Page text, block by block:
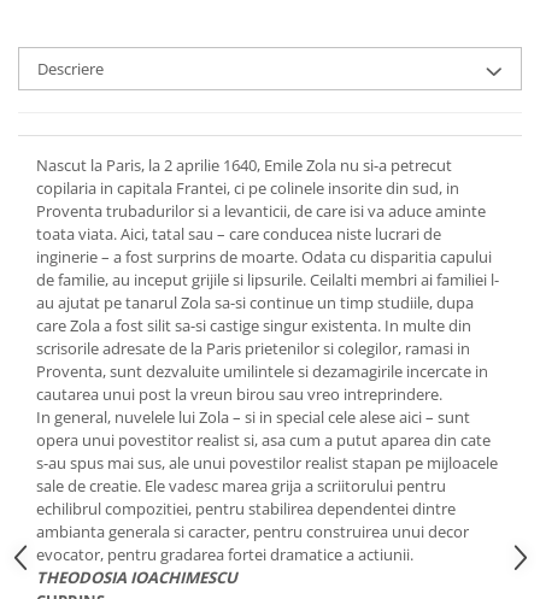
Descriere
Nascut la Paris, la 2 aprilie 1640, Emile Zola nu si-a petrecut
copilaria in capitala Frantei, ci pe colinele insorite din sud, in
Proventa trubadurilor si a levanticii, de care isi va aduce aminte
toata viata. Aici, tatal sau – care conducea niste lucrari de
inginerie – a fost surprins de moarte. Odata cu disparitia capului
de familie, au inceput grijile si lipsurile. Ceilalti membri ai familiei l-
au ajutat pe tanarul Zola sa-si continue un timp studiile, dupa
care Zola a fost silit sa-si castige singur existenta. In multe din
scrisorile adresate de la Paris prietenilor si colegilor, ramasi in
Proventa, sunt dezvaluite umilintele si dezamagirile incercate in
cautarea unui post la vreun birou sau vreo intreprindere.
In general, nuvelele lui Zola – si in special cele alese aici – sunt
opera unui povestitor realist si, asa cum a putut aparea din cate
s-au spus mai sus, ale unui povestilor realist stapan pe mijloacele
sale de creatie. Ele vadesc marea grija a scriitorului pentru
echilibrul compozitiei, pentru stabilirea dependentei dintre
ambianta generala si caracter, pentru construirea unui decor
evocator, pentru gradarea fortei dramatice a actiunii.
THEODOSIA IOACHIMESCU